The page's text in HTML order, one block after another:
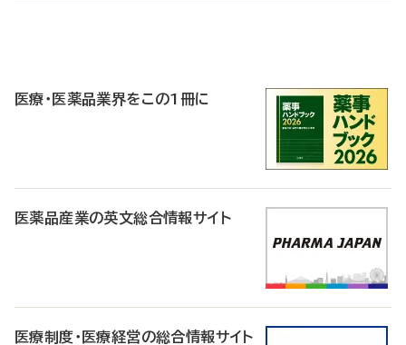
医療・医薬品業界をこの1冊に
医薬品産業の英文総合情報サイト
医療制度・医療経営の総合情報サイト